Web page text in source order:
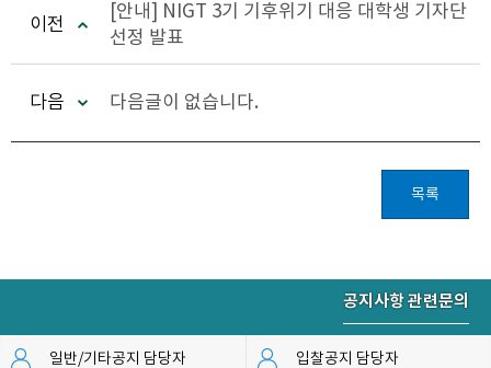
이전
[안내] NIGT 3기 기후위기 대응 대학생 기자단
선정 발표
다음 다음글이 없습니다.
목록
공지사항 관련문의
일반/기타공지 담당자 입찰공지 담당자